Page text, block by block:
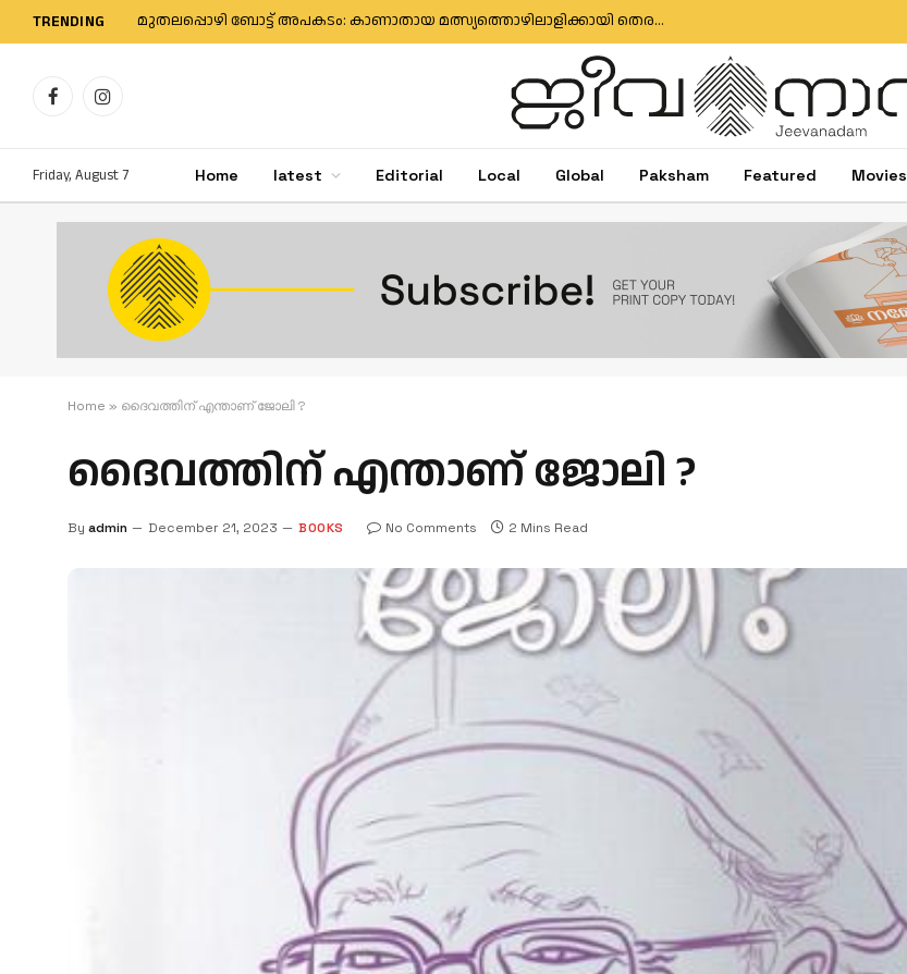
TRENDING മുതലപ്പൊഴി ബോട്ട് അപകടം: കാണാതായ മത്സ്യത്തൊഴിലാളിക്കായി തെരച്ചിൽ തുടരുന്നു; സർക്കാർ അനാസ്ഥക്കെതിരെ പ്രതിഷേധം
FacebookInstagram
Friday, August 7 Home latest Editorial Local Global Paksham Featured Movies
Home » ദൈവത്തിന് എന്താണ് ജോലി ?
ദൈവത്തിന് എന്താണ് ജോലി ?
By admin December 21, 2023 BOOKS No Comments 2 Mins Read